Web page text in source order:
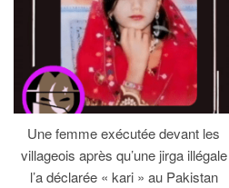
Une femme exécutée devant les
villageois après qu’une jirga illégale
l’a déclarée « kari » au Pakistan